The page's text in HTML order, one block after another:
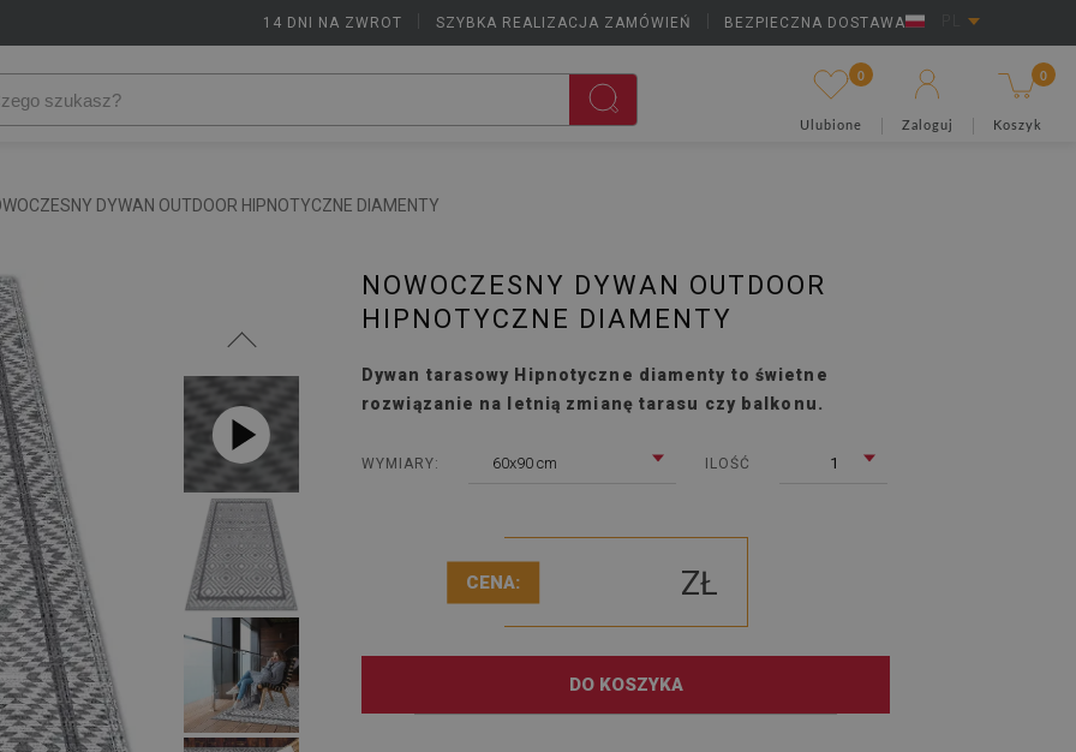
14 DNI NA ZWROT SZYBKA REALIZACJA ZAMÓWIEŃ BEZPIECZNA DOSTAWA
0
Ulubione Zaloguj
0
Koszyk
DYWAN OUTDOOR HIPNOTYCZNE DIAMENTY
NOWOCZESNY DYWAN OUTDOOR
HIPNOTYCZNE DIAMENTY
Dywan tarasowy Hipnotyczne diamenty to świetne
rozwiązanie na letnią zmianę tarasu czy balkonu.
WYMIARY: 60x90 cm ILOŚĆ 1
CENA: ZŁ
DO KOSZYKA